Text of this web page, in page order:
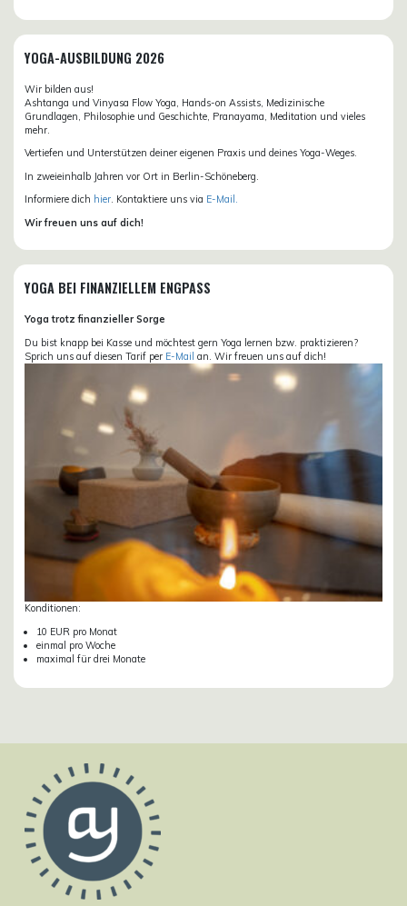
YOGA-AUSBILDUNG 2026
Wir bilden aus!
Ashtanga und Vinyasa Flow Yoga, Hands-on Assists, Medizinische
Grundlagen, Philosophie und Geschichte, Pranayama, Meditation und vieles
mehr.
Vertiefen und Unterstützen deiner eigenen Praxis und deines Yoga-Weges.
In zweieinhalb Jahren vor Ort in Berlin-Schöneberg.
Informiere dich hier. Kontaktiere uns via E-Mail.
Wir freuen uns auf dich!
YOGA BEI FINANZIELLEM ENGPASS
Yoga trotz finanzieller Sorge
Du bist knapp bei Kasse und möchtest gern Yoga lernen bzw. praktizieren?
Sprich uns auf diesen Tarif per E-Mail an. Wir freuen uns auf dich!
Konditionen:
10 EUR pro Monat
einmal pro Woche
maximal für drei Monate